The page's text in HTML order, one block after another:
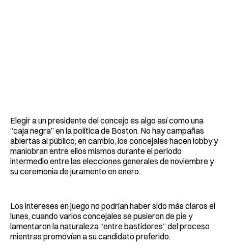
Elegir a un presidente del concejo es algo así como una
“caja negra” en la política de Boston. No hay campañas
abiertas al público; en cambio, los concejales hacen lobby y
maniobran entre ellos mismos durante el periodo
intermedio entre las elecciones generales de noviembre y
su ceremonia de juramento en enero.
Los intereses en juego no podrían haber sido más claros el
lunes, cuando varios concejales se pusieron de pie y
lamentaron la naturaleza “entre bastidores” del proceso
mientras promovían a su candidato preferido.